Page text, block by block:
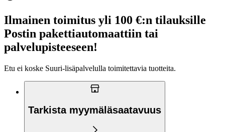
Ilmainen toimitus yli 100 €:n tilauksille
Postin pakettiautomaattiin tai
palvelupisteeseen!
Etu ei koske Suuri‑lisäpalvelulla toimitettavia tuotteita.
Tarkista myymäläsaatavuus